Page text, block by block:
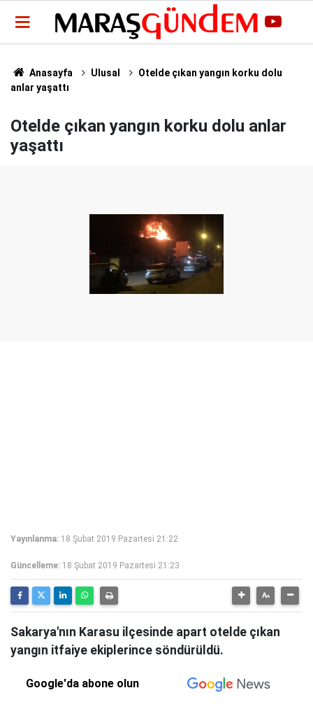
Anasayfa Ulusal
Otelde çıkan yangın korku dolu
anlar yaşattı
Otelde çıkan yangın korku dolu anlar
yaşattı
Yayınlanma: 18 Şubat 2019 Pazartesi 21:22
Güncelleme: 18 Şubat 2019 Pazartesi 21:23
Sakarya'nın Karasu ilçesinde apart otelde çıkan
yangın itfaiye ekiplerince söndürüldü.
Google'da abone olun